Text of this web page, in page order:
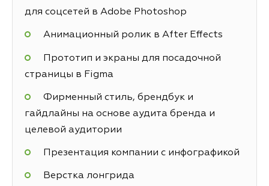
для соцсетей в Adobe Photoshop
Анимационный ролик в After Effects
Прототип и экраны для посадочной
страницы в Figma
Фирменный стиль, брендбук и
гайдлайны на основе аудита бренда и
целевой аудитории
Презентация компании с инфографикой
Верстка лонгрида